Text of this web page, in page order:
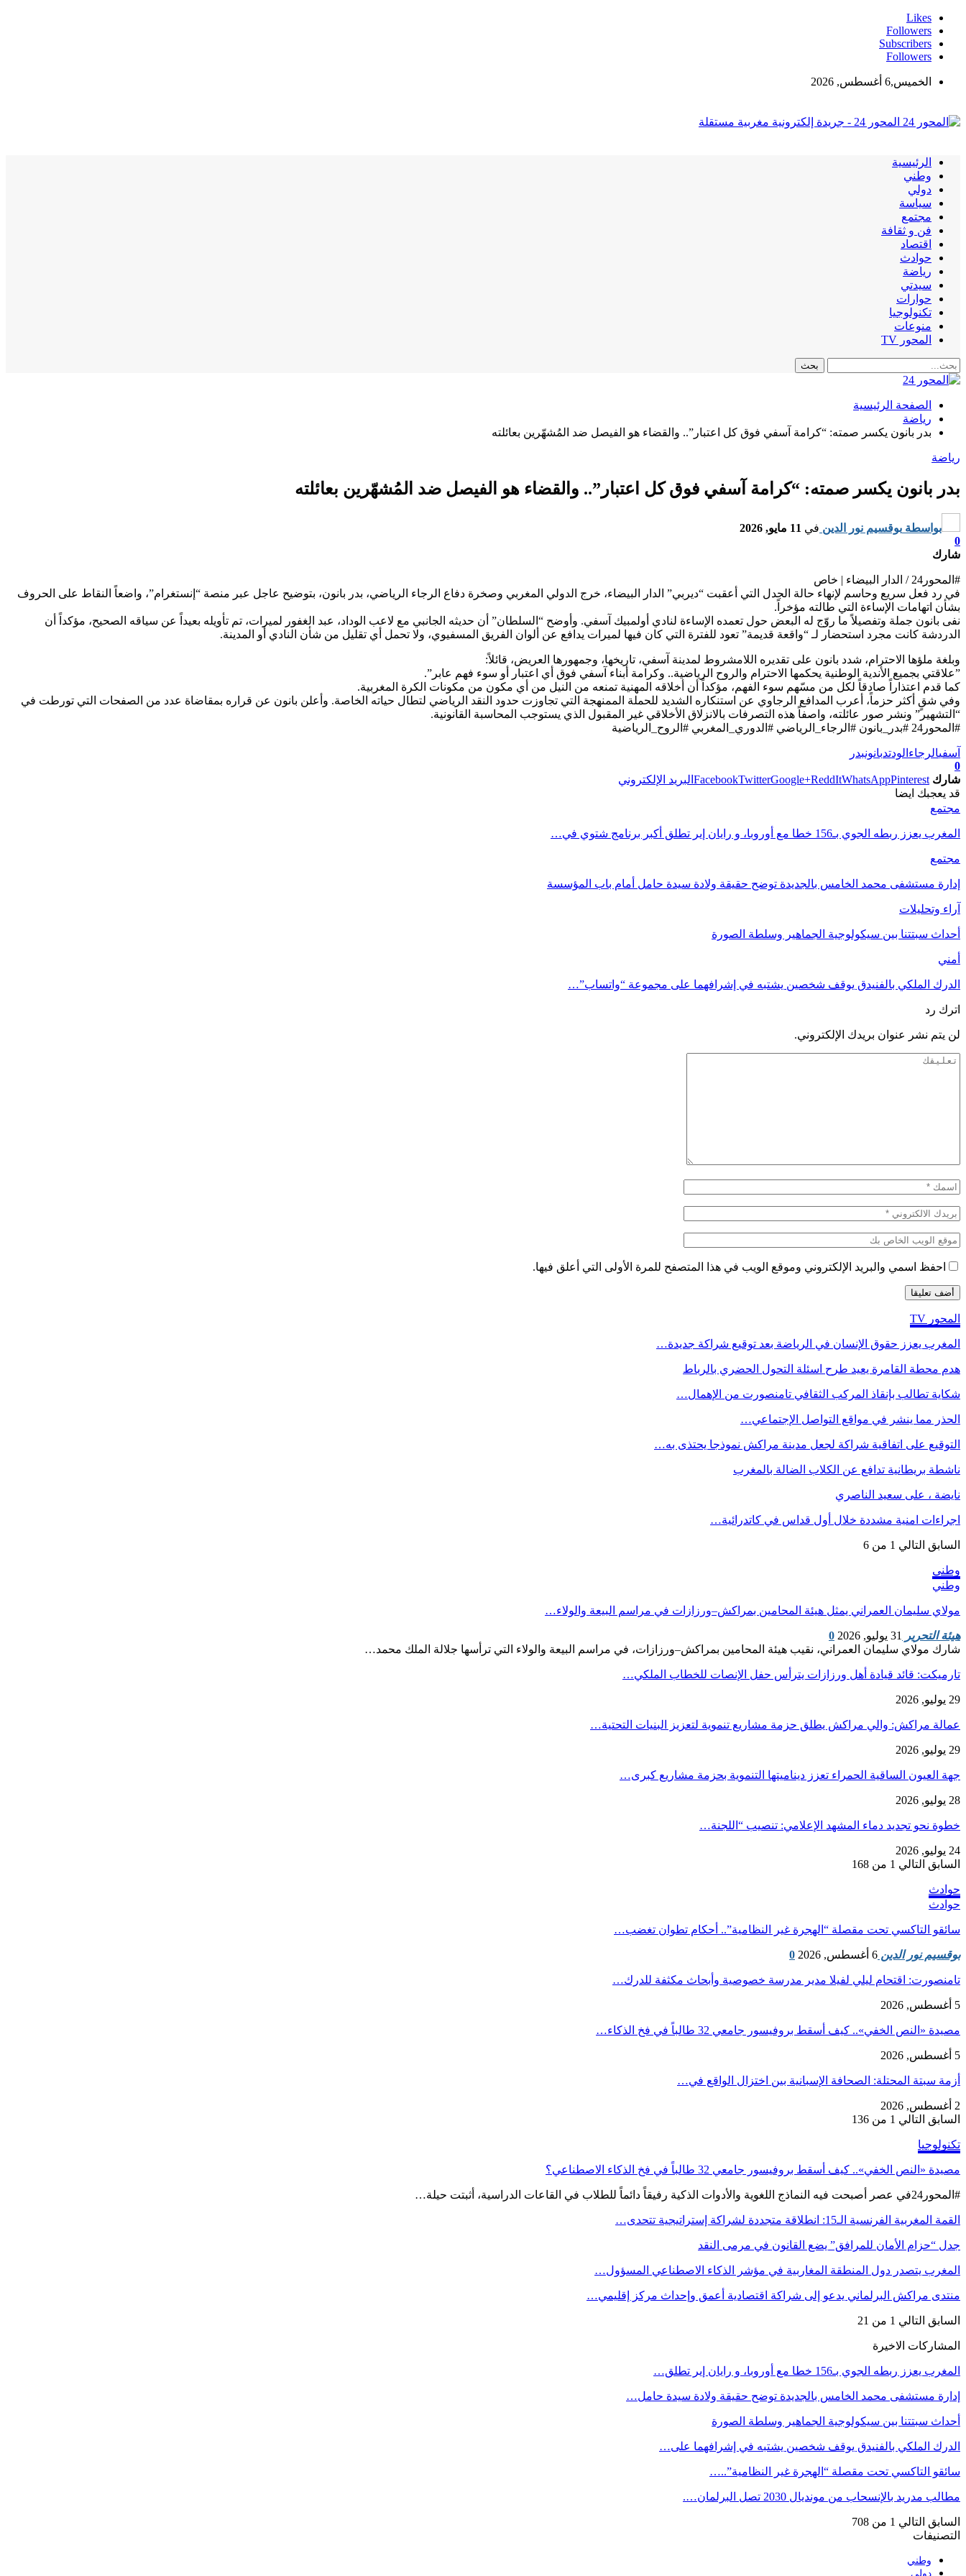
Likes
Followers
Subscribers
Followers
الخميس,6 أغسطس, 2026
المحور 24 - جريدة إلكترونية مغربية مستقلة
الرئيسية
وطني
دولي
سياسة
مجتمع
فن و ثقافة
اقتصاد
حوادث
رياضة
سيدتي
حوارات
تكنولوجيا
منوعات
المحور TV
الصفحة الرئيسية
رياضة
بدر بانون يكسر صمته: “كرامة آسفي فوق كل اعتبار”.. والقضاء هو الفيصل ضد المُشهّرين بعائلته
رياضة
بدر بانون يكسر صمته: “كرامة آسفي فوق كل اعتبار”.. والقضاء هو الفيصل ضد المُشهّرين بعائلته
بواسطة بوقسيم نور الدين في 11 مايو, 2026
0
شارك
#المحور24 / ​الدار البيضاء | خاص
​في رد فعل سريع وحاسم لإنهاء حالة الجدل التي أعقبت “ديربي” الدار البيضاء، خرج الدولي المغربي وصخرة دفاع الرجاء الرياضي، بدر بانون، بتوضيح عاجل عبر منصة “إنستغرام”، واضعاً النقاط على الحروف
بشأن اتهامات الإساءة التي طالته مؤخراً.
​نفى بانون جملة وتفصيلاً ما روّج له البعض حول تعمده الإساءة لنادي أولمبيك آسفي. وأوضح “السلطان” أن حديثه الجانبي مع لاعب الوداد، عبد الغفور لميرات، تم تأويله بعيداً عن سياقه الصحيح، مؤكداً أن
الدردشة كانت مجرد استحضار لـ “واقعة قديمة” تعود للفترة التي كان فيها لميرات يدافع عن ألوان الفريق المسفيوي، ولا تحمل أي تقليل من شأن النادي أو المدينة.
​وبلغة ملؤها الاحترام، شدد بانون على تقديره اللامشروط لمدينة آسفي، تاريخها، وجمهورها العريض، قائلاً:
​”علاقتي بجميع الأندية الوطنية يحكمها الاحترام والروح الرياضية.. وكرامة أبناء آسفي فوق أي اعتبار أو سوء فهم عابر”.
​كما قدم اعتذاراً صادقاً لكل من مسّهم سوء الفهم، مؤكداً أن أخلاقه المهنية تمنعه من النيل من أي مكون من مكونات الكرة المغربية.
​وفي شقٍ أكثر حزماً، أعرب المدافع الرجاوي عن استنكاره الشديد للحملة الممنهجة التي تجاوزت حدود النقد الرياضي لتطال حياته الخاصة. وأعلن بانون عن قراره بمقاضاة عدد من الصفحات التي تورطت في
“التشهير” ونشر صور عائلته، واصفاً هذه التصرفات بالانزلاق الأخلاقي غير المقبول الذي يستوجب المحاسبة القانونية.
​#المحور24 #بدر_بانون #الرجاء_الرياضي #الدوري_المغربي #الروح_الرياضية
آسفيالرجاء الودتدبانونبدر
0
شارك
FacebookTwitterGoogle+ReddItWhatsAppPinterest
البريد الإلكتروني
قد يعجبك ايضا
مجتمع
المغرب يعزز ربطه الجوي بـ156 خطا مع أوروبا، و رايان إير تطلق أكبر برنامج شتوي في…
مجتمع
إدارة مستشفى محمد الخامس بالجديدة توضح حقيقة ولادة سيدة حامل أمام باب المؤسسة
آراء وتحليلات
أحداث سبتتنا بين سيكولوجية الجماهير وسلطة الصورة
أمني
الدرك الملكي بالفنيدق يوقف شخصين يشتبه في إشرافهما على مجموعة “واتساب”…
اترك رد
لن يتم نشر عنوان بريدك الإلكتروني.
احفظ اسمي والبريد الإلكتروني وموقع الويب في هذا المتصفح للمرة الأولى التي أعلق فيها.
المحور TV
المغرب يعزز حقوق الإنسان في الرياضة بعد توقيع شراكة جديدة…
هدم محطة القامرة يعيد طرح اسئلة التحول الحضري بالرباط
شكاية تطالب بإنقاذ المركب الثقافي تامنصورت من الإهمال…
الحذر مما ينشر في مواقع التواصل الإجتماعي…
التوقيع على اتفاقية شراكة لجعل مدينة مراكش نموذجا يحتذى به…
ناشطة بريطانية تدافع عن الكلاب الضالة بالمغرب
نايضة ، على سعيد الناصري
اجراءات امنية مشددة خلال أول قداس في كاتدرائية…
السابق التالي 1 من 6
وطني
وطني
مولاي سليمان العمراني يمثل هيئة المحامين بمراكش–ورزازات في مراسم البيعة والولاء…
هيئة التحرير 31 يوليو, 2026
0
شارك مولاي سليمان العمراني، نقيب هيئة المحامين بمراكش–ورزازات، في مراسم البيعة والولاء التي ترأسها جلالة الملك محمد…
تارميكت: قائد قيادة أهل ورزازات يترأس حفل الإنصات للخطاب الملكي…
29 يوليو, 2026
عمالة مراكش: والي مراكش يطلق حزمة مشاريع تنموية لتعزيز البنيات التحتية…
29 يوليو, 2026
جهة العيون الساقية الحمراء تعزز ديناميتها التنموية بحزمة مشاريع كبرى…
28 يوليو, 2026
​خطوة نحو تجديد دماء المشهد الإعلامي: تنصيب “اللجنة…
24 يوليو, 2026
السابق التالي 1 من 168
حوادث
حوادث
سائقو التاكسي تحت مقصلة “الهجرة غير النظامية”.. أحكام تطوان تغضب…
بوقسيم نور الدين 6 أغسطس, 2026 0
تامنصورت: اقتحام ليلي لفيلا مدير مدرسة خصوصية وأبحاث مكثفة للدرك…
5 أغسطس, 2026
مصيدة «النص الخفي».. كيف أسقط بروفيسور جامعي 32 طالباً في فخ الذكاء…
5 أغسطس, 2026
أزمة سبتة المحتلة: الصحافة الإسبانية بين اختزال الواقع في…
2 أغسطس, 2026
السابق التالي 1 من 136
تكنولوجيا
مصيدة «النص الخفي».. كيف أسقط بروفيسور جامعي 32 طالباً في فخ الذكاء الاصطناعي؟
#المحور24 ​في عصر أصبحت فيه النماذج اللغوية والأدوات الذكية رفيقاً دائماً للطلاب في القاعات الدراسية، أثبتت حيلة…
القمة المغربية الفرنسية الـ15: انطلاقة متجددة لشراكة إستراتيجية تتحدى…
جدل “حزام الأمان للمرافق” يضع القانون في مرمى النقد
المغرب يتصدر دول المنطقة المغاربية في مؤشر الذكاء الاصطناعي المسؤول…
منتدى مراكش البرلماني يدعو إلى شراكة اقتصادية أعمق وإحداث مركز إقليمي…
السابق التالي 1 من 21
المشاركات الاخيرة
المغرب يعزز ربطه الجوي بـ156 خطا مع أوروبا، و رايان إير تطلق…
إدارة مستشفى محمد الخامس بالجديدة توضح حقيقة ولادة سيدة حامل…
أحداث سبتتنا بين سيكولوجية الجماهير وسلطة الصورة
الدرك الملكي بالفنيدق يوقف شخصين يشتبه في إشرافهما على…
سائقو التاكسي تحت مقصلة “الهجرة غير النظامية”..…
مطالب مدريد بالإنسحاب من مونديال 2030 تصل البرلمان….
السابق التالي 1 من 708
التصنيفات
وطني
دولي